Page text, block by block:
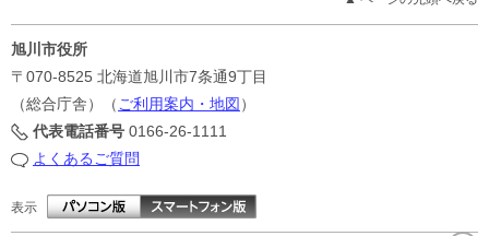
旭川市役所
〒070-8525 北海道旭川市7条通9丁目
（総合庁舎）（ ご利用案内・地図 ）
代表電話番号 0166-26-1111
よくあるご質問
表示